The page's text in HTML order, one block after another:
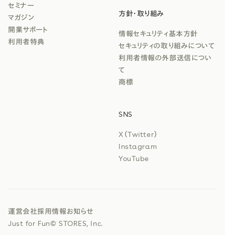
セミナー
マガジン
開業サポート
利用者特典
方針・取り組み
情報セキュリティ基本方針
セキュリティの取り組みについて
利用者情報の外部送信につい
て
商標
SNS
X（Twitter）
Instagram
YouTube
運営会社採用情報お知らせ
Just for Fun© STORES, Inc.